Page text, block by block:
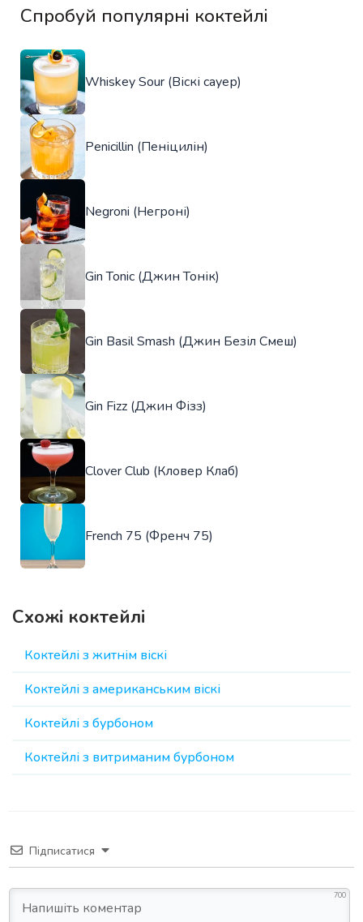
Спробуй популярні коктейлі
Whiskey Sour (Віскі сауер)
Penicillin (Пеніцилін)
Negroni (Негроні)
Gin Tonic (Джин Тонік)
Gin Basil Smash (Джин Безіл Смеш)
Gin Fizz (Джин Фізз)
Clover Club (Кловер Клаб)
French 75 (Френч 75)
Схожі коктейлі
Коктейлі з житнім віскі
Коктейлі з американським віскі
Коктейлі з бурбоном
Коктейлі з витриманим бурбоном
Підписатися
700